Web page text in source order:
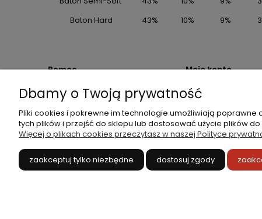
Baton Hard
43% 10% 9%
Pomoc
Zwroty
Moje konto
Twoje zamówienia
Ustawienia konta
Przechowalnia
Dbamy o Twoją prywatność
Pliki cookies i pokrewne im technologie umożliwiają
tych plików i przejść do sklepu lub dostosować użycie plików
Więcej o plikach cookies przeczytasz w naszej Polityce
zaakceptuj tylko niezbędne dostosuj zgody